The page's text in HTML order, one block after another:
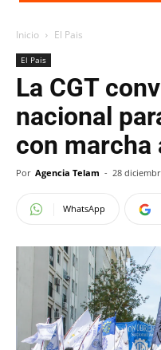
Inicio El Pais
El Pais
La CGT
nacional
con marcha
Por Agencia Telam - 28
WhatsApp